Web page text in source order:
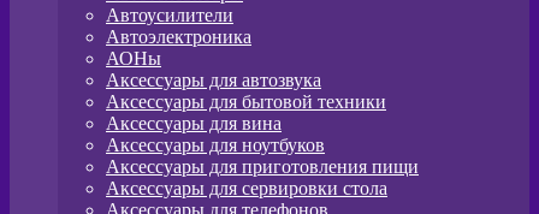
Автоусилители
Автоэлектроника
АОНы
Аксессуары для автозвука
Аксессуары для бытовой техники
Аксессуары для вина
Аксессуары для ноутбуков
Аксессуары для приготовления пищи
Аксессуары для сервировки стола
Аксессуары для телефонов